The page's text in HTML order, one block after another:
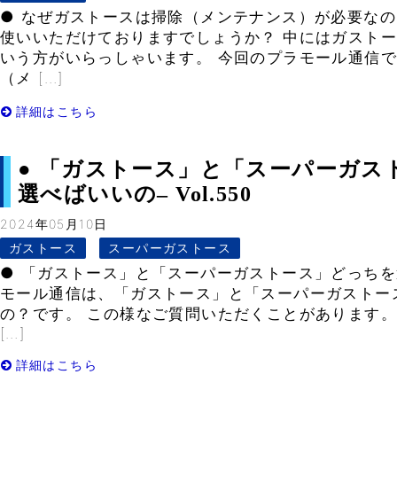
● なぜガストースは掃除（メンテナンス）が必要な
使いいただけておりますでしょうか？ 中にはガスト
いう方がいらっしゃいます。 今回のプラモール通信
（メ […]
詳細はこちら
● 「ガストース」と「スーパーガス
選べばいいの– Vol.550
2024年05月10日
ガストース
スーパーガストース
● 「ガストース」と「スーパーガストース」どっち
モール通信は、「ガストース」と「スーパーガスト
の？です。 この様なご質問いただくことがあります
[…]
詳細はこちら